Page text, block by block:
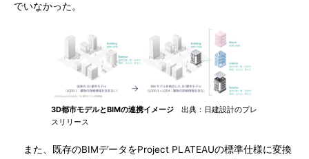
でいなかった。
3D都市モデルとBIMの連携イメージ 出典：日建設計のプレ
スリリース
また、既存のBIMデータをProject PLATEAUの標準仕様に変換